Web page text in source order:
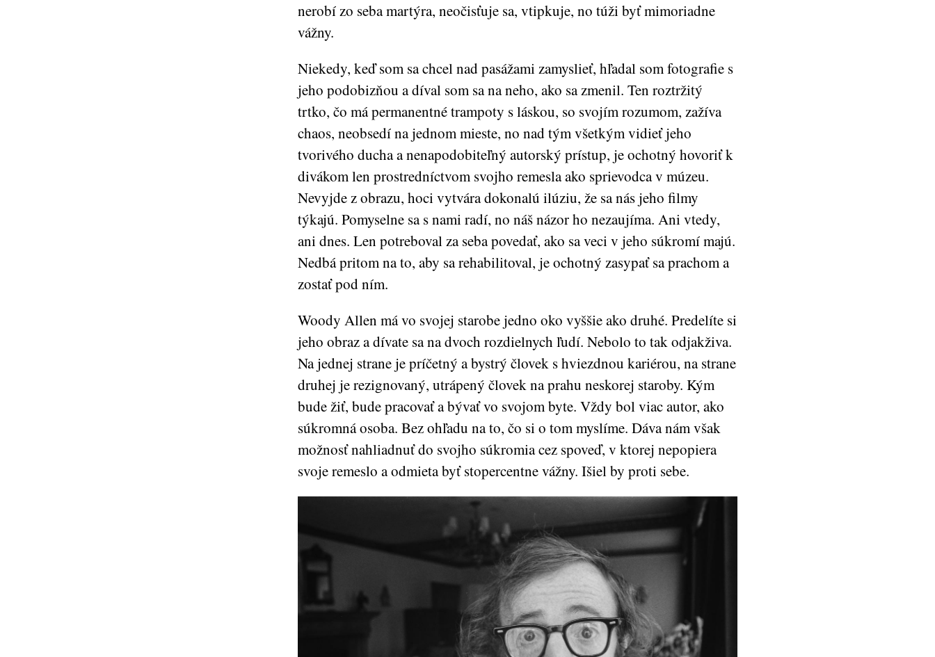
nerobí zo seba martýra, neočisťuje sa, vtipkuje, no túži byť mimoriadne
vážny.
Niekedy, keď som sa chcel nad pasážami zamyslieť, hľadal som fotografie s
jeho podobizňou a díval som sa na neho, ako sa zmenil. Ten roztržitý
trtko, čo má permanentné trampoty s láskou, so svojím rozumom, zažíva
chaos, neobsedí na jednom mieste, no nad tým všetkým vidieť jeho
tvorivého ducha a nenapodobiteľný autorský prístup, je ochotný hovoriť k
divákom len prostredníctvom svojho remesla ako sprievodca v múzeu.
Nevyjde z obrazu, hoci vytvára dokonalú ilúziu, že sa nás jeho filmy
týkajú. Pomyselne sa s nami radí, no náš názor ho nezaujíma. Ani vtedy,
ani dnes. Len potreboval za seba povedať, ako sa veci v jeho súkromí majú.
Nedbá pritom na to, aby sa rehabilitoval, je ochotný zasypať sa prachom a
zostať pod ním.
Woody Allen má vo svojej starobe jedno oko vyššie ako druhé. Predelíte si
jeho obraz a dívate sa na dvoch rozdielnych ľudí. Nebolo to tak odjakživa.
Na jednej strane je príčetný a bystrý človek s hviezdnou kariérou, na strane
druhej je rezignovaný, utrápený človek na prahu neskorej staroby. Kým
bude žiť, bude pracovať a bývať vo svojom byte. Vždy bol viac autor, ako
súkromná osoba. Bez ohľadu na to, čo si o tom myslíme. Dáva nám však
možnosť nahliadnuť do svojho súkromia cez spoveď, v ktorej nepopiera
svoje remeslo a odmieta byť stopercentne vážny. Išiel by proti sebe.